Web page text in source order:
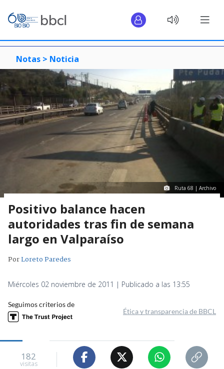
Notas > Noticia
Ruta 68 | Archivo
Positivo balance hacen
autoridades tras fin de semana
largo en Valparaíso
PorLoreto Paredes
Miércoles 02 noviembre de 2011 | Publicado a las 13:55
Seguimos criterios de
Ética y transparencia de BBCL
182
visitas